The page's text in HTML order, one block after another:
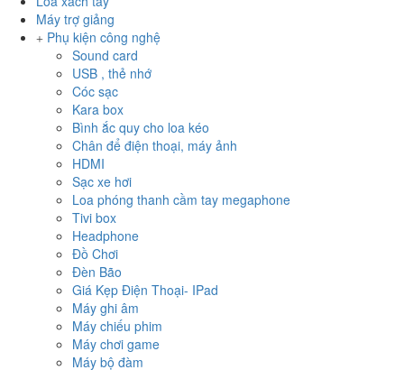
Máy trợ giảng
Phụ kiện công nghệ
Sound card
USB , thẻ nhớ
Cóc sạc
Kara box
Bình ắc quy cho loa kéo
Chân để điện thoại, máy ảnh
HDMI
Sạc xe hơi
Loa phóng thanh cầm tay megaphone
Tivi box
Headphone
Đồ Chơi
Đèn Bão
Giá Kẹp Điện Thoại- IPad
Máy ghi âm
Máy chiếu phim
Máy chơi game
Máy bộ đàm